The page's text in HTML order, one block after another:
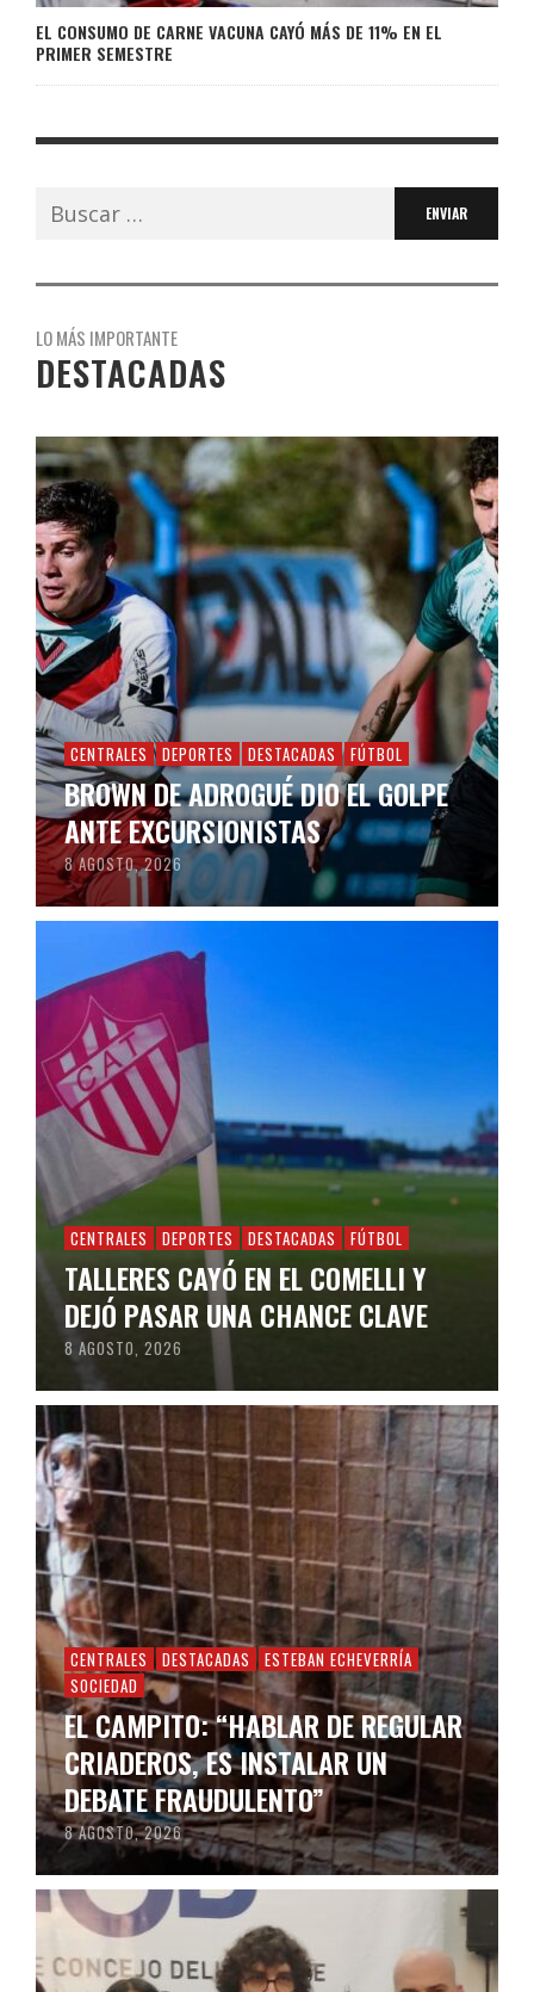
EL CONSUMO DE CARNE VACUNA CAYÓ MÁS DE 11% EN EL
PRIMER SEMESTRE
Buscar:
LO MÁS IMPORTANTE
DESTACADAS
CENTRALES DEPORTES DESTACADAS FÚTBOL
BROWN DE ADROGUÉ DIO EL GOLPE
ANTE EXCURSIONISTAS
8 AGOSTO, 2026
CENTRALES DEPORTES DESTACADAS FÚTBOL
TALLERES CAYÓ EN EL COMELLI Y
DEJÓ PASAR UNA CHANCE CLAVE
8 AGOSTO, 2026
CENTRALES DESTACADAS
ESTEBAN ECHEVERRÍA
SOCIEDAD
EL CAMPITO: “HABLAR DE REGULAR
CRIADEROS, ES INSTALAR UN
DEBATE FRAUDULENTO”
8 AGOSTO, 2026